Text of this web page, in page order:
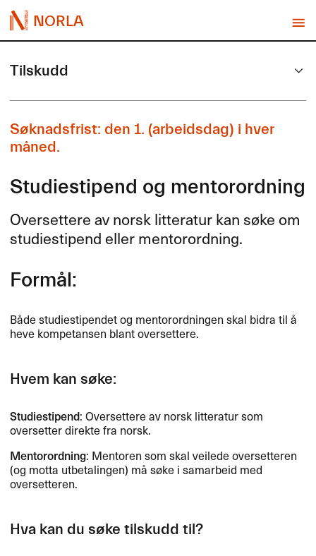
NORLA
Tilskudd
Søknadsfrist: den 1. (arbeidsdag) i hver
måned.
Studiestipend og mentorordning
Oversettere av norsk litteratur kan søke om
studiestipend eller mentorordning.
Formål:
Både studiestipendet og mentorordningen skal bidra til å
heve kompetansen blant oversettere.
Hvem kan søke:
Studiestipend: Oversettere av norsk litteratur som
oversetter direkte fra norsk.
Mentorordning: Mentoren som skal veilede oversetteren
(og motta utbetalingen) må søke i samarbeid med
oversetteren.
Hva kan du søke tilskudd til?